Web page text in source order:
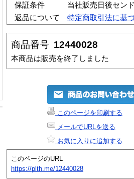
保証条件
当社販売日後セン
返品について
特定商取引法に基
商品番号 12440028
本商品は販売を終了しました
このページを印刷する
メールでURLを送る
お気に入りに追加する
このページのURL
https://plth.me/12440028